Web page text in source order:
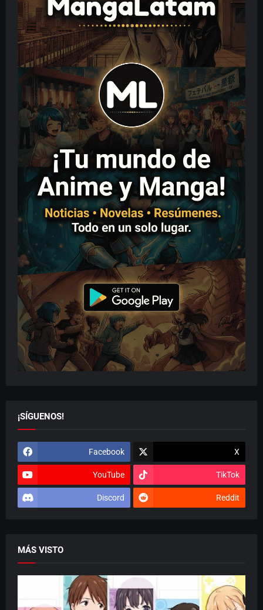
¡SÍGUENOS!
Facebook X
YouTube TikTok
Discord Reddit
MÁS VISTO